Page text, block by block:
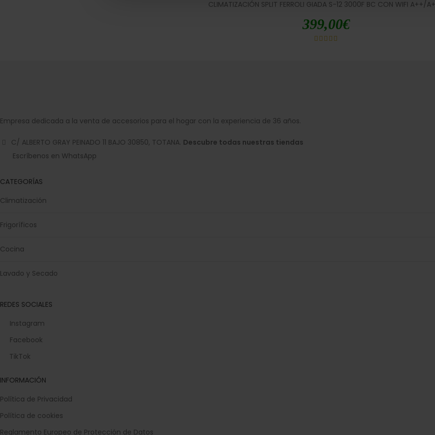
CLIMATIZACIÓN SPLIT FERROLI GIADA S-12 3000F BC CON WIFI A++/
399,00€
Empresa dedicada a la venta de accesorios para el hogar con la experiencia de 36 años.
C/ ALBERTO GRAY PEINADO 11 BAJO 30850, TOTANA. Descubre todas nuestras tiendas
Escríbenos en WhatsApp
CATEGORÍAS
Climatización
Frigoríficos
Cocina
Lavado y Secado
REDES SOCIALES
Instagram
Facebook
TikTok
INFORMACIÓN
Política de Privacidad
Política de cookies
Reglamento Europeo de Protección de Datos